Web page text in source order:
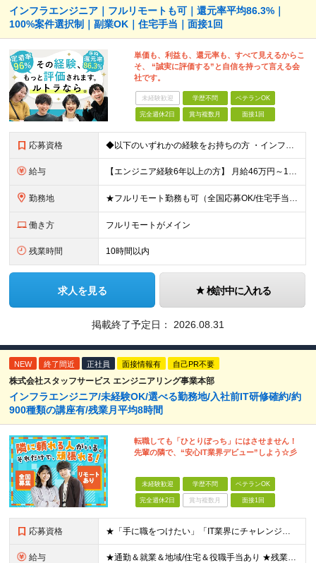
インフラエンジニア｜フルリモートも可｜還元率平均86.3%｜
100%案件選択制｜副業OK｜住宅手当｜面接1回
単価も、利益も、還元率も、すべて見えるからこ
そ、 “誠実に評価する”と自信を持って言える会
社です。
未経験歓迎 学歴不問 ベテランOK
完全週休2日 賞与複数月 面接1回
応募資格 ◆以下のいずれかの経験をお持ちの方 ・インフラ設計・構築の実務経験（オンプレ/クラウドどちらもOK） ・クラウド環境下での運用保守に関する実務経験 ◆学歴不問 ＜こんな方は特に歓迎します＞ ◎これま
給与 【エンジニア経験6年以上の方】 月給46万円～100万円（固定残業代含む） ※上記月給には月30時間分の固定残業代（月8万7,400円～月19万円）を含む。超過分は全額支給。 【エンジニア経験4年以
勤務地 ★フルリモート勤務も可（全国応募OK/住宅手当を支給します） ※案件によって常駐が必要になる場合があります。 ※希望がない限り、転勤はありません ※U・Iターン歓迎 ★ルトラの社員は全国各地で活躍中
働き方 フルリモートがメイン
残業時間 10時間以内
求人を見る 検討中に入れる
掲載終了予定日： 2026.08.31
NEW 終了間近 正社員 面接情報有 自己PR不要
株式会社スタッフサービス エンジニアリング事業本部
インフラエンジニア/未経験OK/選べる勤務地/入社前IT研修確約/約
900種類の講座有/残業月平均8時間
転職しても「ひとりぼっち」にはさせません！
先輩の隣で、“安心IT業界デビュー”しよう☆彡
未経験歓迎 学歴不問 ベテランOK
完全週休2日 賞与複数月 面接1回
応募資格 ★「手に職をつけたい」「IT業界にチャレンジしたい」方歓迎！ ■学歴不問 ■IT知識・理系文系不問！未経験・第二新卒OK ★ITサポート・IT事務やエンジニアの経験をお持ちの方は優遇します！ 地方在
給与 ★通勤＆就業＆地域/住宅＆役職手当あり ★残業代は全額支給 ★選べる給与制度あり！ ■東京・神奈川・千葉・埼玉勤務の場合 月給24.5万円～55万円＋諸手当 （残業代は全額支給） (20,000円の